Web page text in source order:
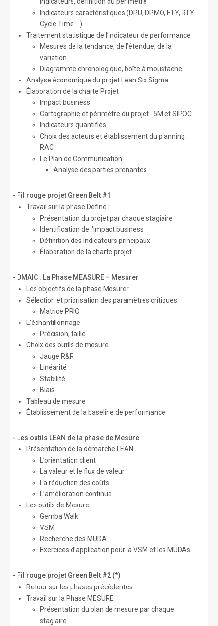
indicateurs, définition du périmètre
Indicateurs caractéristiques (DPU, DPMO, FTY, RTY
Cycle Time …)
Traitement statistique de l’indicateur de performance
Mesures de la tendance, de l’étendue, de la
variation
Diagramme chronologique, boîte à moustache
Analyse économique du projet Lean Six Sigma
Élaboration de la charte Projet
Impact business
Cartographie et périmètre du projet : 5M et SIPOC
Indicateurs quantifiés
Choix des acteurs et établissement du planning :
RACI
Le Plan de Communication
Analyse des parties prenantes
- Fil rouge projet Green Belt #1
Travail sur la phase Define
Présentation du projet par chaque stagiaire
Identification de l'impact business
Définition des indicateurs principaux
Élaboration de la charte projet
- DMAIC : La Phase MEASURE – Mesurer
Les objectifs de la phase Mesurer
Sélection et priorisation des paramètres critiques
Matrice PRIO
L'échantillonnage
Précision, taille
Choix des outils de mesure
Jauge R&R
Linéarité
Stabilité
Biais
Tableau de mesure
Établissement de la baseline de performance
- Les outils LEAN de la phase de Mesure
Présentation de la démarche LEAN
L’orientation client
La valeur et le flux de valeur
La réduction des coûts
L’amélioration continue
Les outils de Mesure
Gemba Walk
VSM
Recherche des MUDA
Exercices d’application pour la VSM et les MUDAs
- Fil rouge projet Green Belt #2 (*)
Retour sur les phases précédentes
Travail sur la Phase MESURE
Présentation du plan de mesure par chaque
stagiaire